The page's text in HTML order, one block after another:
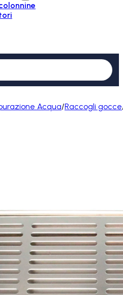
Acqua/Raccogli gocce